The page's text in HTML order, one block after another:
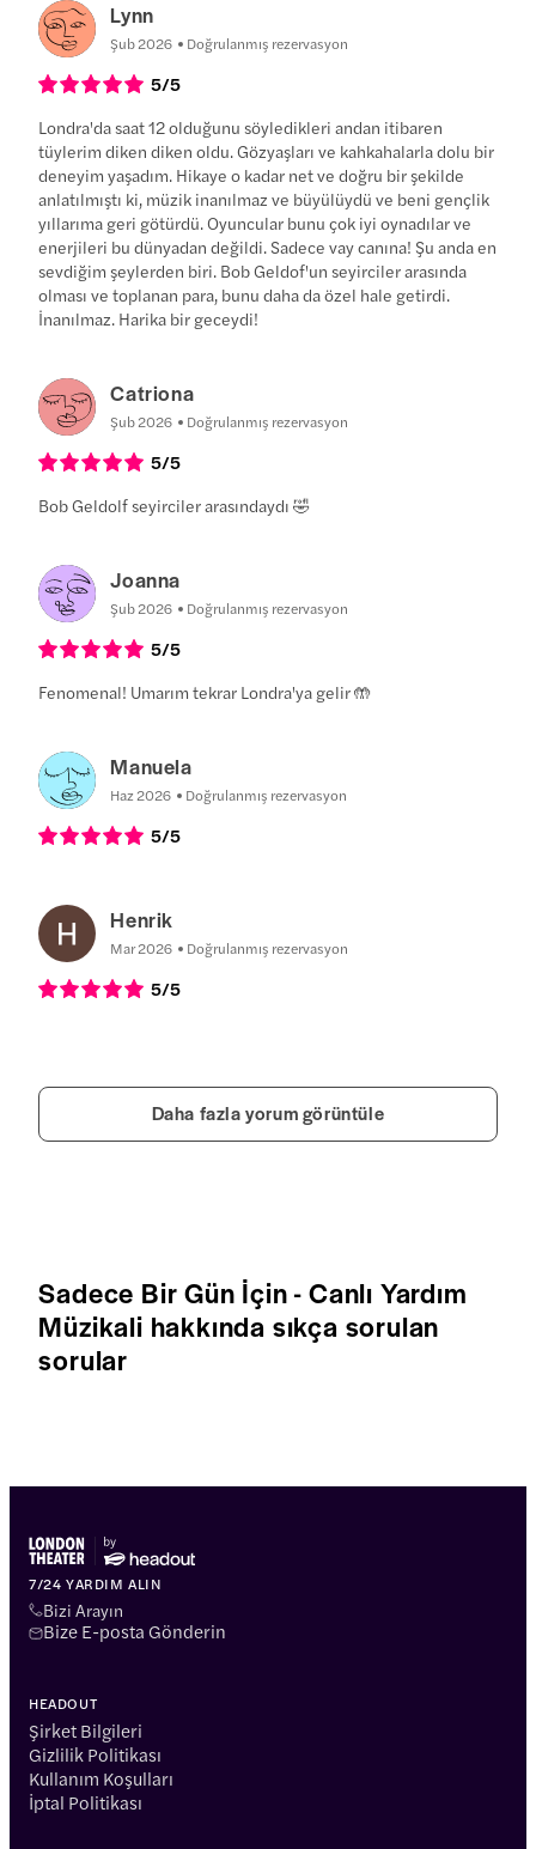
Lynn
Şub 2026 Doğrulanmış rezervasyon
5/5
Londra'da saat 12 olduğunu söyledikleri andan itibaren
tüylerim diken diken oldu. Gözyaşları ve kahkahalarla dolu bir
deneyim yaşadım. Hikaye o kadar net ve doğru bir şekilde
anlatılmıştı ki, müzik inanılmaz ve büyülüydü ve beni gençlik
yıllarıma geri götürdü. Oyuncular bunu çok iyi oynadılar ve
enerjileri bu dünyadan değildi. Sadece vay canına! Şu anda en
sevdiğim şeylerden biri. Bob Geldof'un seyirciler arasında
olması ve toplanan para, bunu daha da özel hale getirdi.
İnanılmaz. Harika bir geceydi!
Catriona
Şub 2026 Doğrulanmış rezervasyon
5/5
Bob Geldolf seyirciler arasındaydı 🤣
Joanna
Şub 2026 Doğrulanmış rezervasyon
5/5
Fenomenal! Umarım tekrar Londra'ya gelir 🤲
Manuela
Haz 2026 Doğrulanmış rezervasyon
5/5
Henrik
Mar 2026 Doğrulanmış rezervasyon
5/5
Daha fazla yorum görüntüle
Sadece Bir Gün İçin - Canlı Yardım
Müzikali hakkında sıkça sorulan
sorular
7/24 YARDIM ALIN
Bizi Arayın
Bize E-posta Gönderin
HEADOUT
Şirket Bilgileri
Gizlilik Politikası
Kullanım Koşulları
İptal Politikası